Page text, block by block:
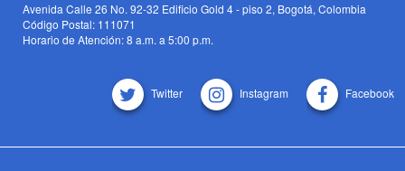
Avenida Calle 26 No. 92-32 Edificio Gold 4 - piso 2, Bogotá, Colombia
Código Postal: 111071
Horario de Atención: 8 a.m. a 5:00 p.m.
Twitter Instagram Facebook